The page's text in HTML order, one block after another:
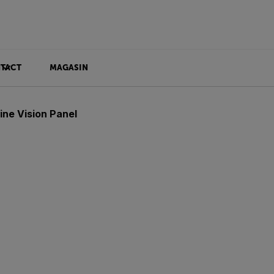
MAGASIN
Vision Panel